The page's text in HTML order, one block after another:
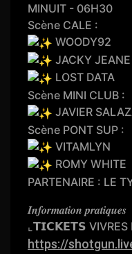
MINUIT - 06H30
Scène CALE :
WOODY92
JACKY JEANE
LOST DATA
Scène MINI CLUB :
JAVIER
Scène PONT SUP :
VITAMLYN
ROMY WHITE
PARTENAIRE : LE
𝑰𝒏𝒇𝒐𝒓𝒎𝒂𝒕𝒊𝒐𝒏 𝒑𝒓𝒂𝒕𝒊𝒒𝒖𝒆𝒔
⌞𝗧𝗜𝗖𝗞𝗘𝗧𝗦 VIVRES
https://